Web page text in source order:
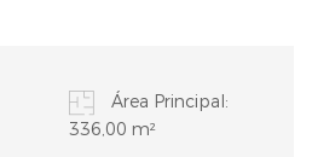
Área Principal:
336,00 m²